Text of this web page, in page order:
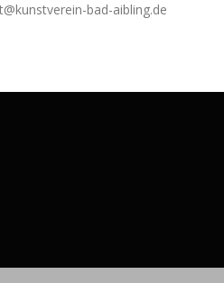
bad-aibling.de